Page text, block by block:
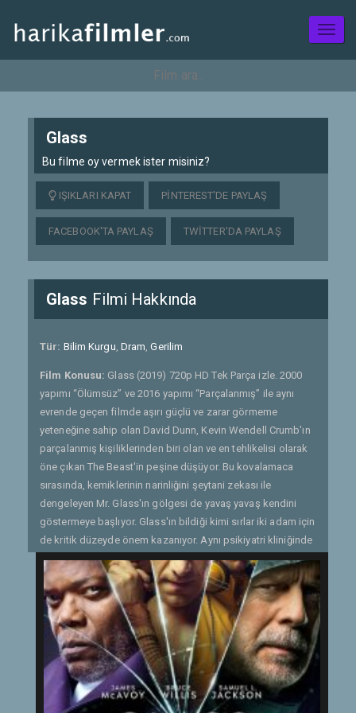
Glass
Bu filme oy vermek ister misiniz?
IŞIKLARI KAPAT PINTEREST'DE PAYLAŞ
FACEBOOK'TA PAYLAŞ TWITTER'DA PAYLAŞ
Glass Filmi Hakkında
Tür: Bilim Kurgu, Dram,Gerilim
Film Konusu: Glass (2019) 720p HD Tek Parça izle. 2000
yapımı “Ölümsüz” ve 2016 yapımı “Parçalanmış” ile aynı
evrende geçen filmde aşırı güçlü ve zarar görmeme
yeteneğine sahip olan David Dunn, Kevin Wendell Crumb'ın
parçalanmış kişiliklerinden biri olan ve en tehlikelisi olarak
öne çıkan The Beast'in peşine düşüyor. Bu kovalamaca
sırasında, kemiklerinin narinliğini şeytani zekası ile
dengeleyen Mr. Glass'ın gölgesi de yavaş yavaş kendini
göstermeye başlıyor. Glass'ın bildiği kimi sırlar iki adam için
de kritik düzeyde önem kazanıyor. Aynı psikiyatri kliniğinde
tedavi gören üç adam, birbirlerinden bambaşka
karakterlerde olmalarına rağmen, "süper kahraman
olduklarına inanan insanlar" üzerine uzmanlaşmış olan bir
psikiyatrın bakımında tedavi için psikiyatri merkezine
yatırılıyor. Ancak Mr. Glass ve Crumb'ın bir araya gelişi,
kaçınılmaz olarak bir firar ile sonuçlanıyor. Onları
durdurabilecek tek kişi olan Dunn da arkalarından firar
ederek ikilinin peşine düşüyor. - Gönderen: Quaresmania